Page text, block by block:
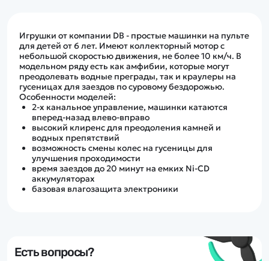
Игрушки от компании DB - простые машинки на пульте
для детей от 6 лет. Имеют коллекторный мотор с
небольшой скоростью движения, не более 10 км/ч. В
модельном ряду есть как амфибии, которые могут
преодолевать водные преграды, так и краулеры на
гусеницах для заездов по суровому бездорожью.
Особенности моделей:
2-х канальное управление, машинки катаются
вперед-назад влево-вправо
высокий клиренс для преодоления камней и
водных препятствий
возможность смены колес на гусеницы для
улучшения проходимости
время заездов до 20 минут на емких Ni-CD
аккумуляторах
базовая влагозащита электроники
Есть вопросы?